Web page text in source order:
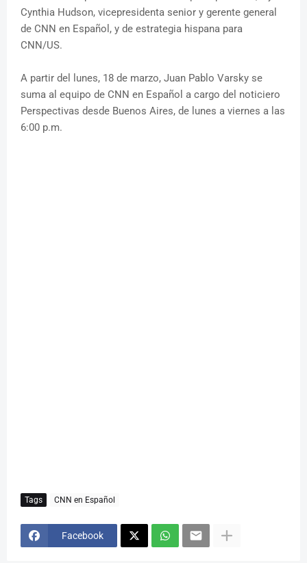
Cynthia Hudson, vicepresidenta senior y gerente general
de CNN en Español, y de estrategia hispana para
CNN/US.
A partir del lunes, 18 de marzo, Juan Pablo Varsky se
suma al equipo de CNN en Español a cargo del noticiero
Perspectivas desde Buenos Aires, de lunes a viernes a las
6:00 p.m.
Tags CNN en Español
Facebook